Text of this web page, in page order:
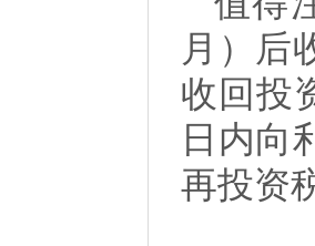
月）后
收回投
日内向
再投资